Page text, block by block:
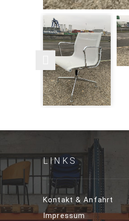
LINKS
Kontakt & Anfahrt
Impressum